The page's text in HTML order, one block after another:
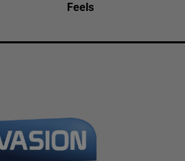
Feels